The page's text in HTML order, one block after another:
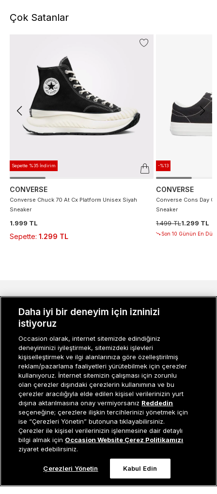
Tükendi
Çok Satanlar
Sepette %35 İndirim
CONVERSE
Converse Chuck 70 At Cx Platform Unisex Siyah
Sneaker
1.999 TL
Sepette: 1.299 TL
-%13
CONVERSE
Converse Cons Day
Sneaker
1.499 TL1.299 TL
Son 10 Günün En
Müşteri İlişkileri0 850 800 01 20
MÜŞTERI İLIŞKILERI
KURUMSAL
KADIN KATEGORILER
GRUP MARKALAR
ERKEK KATEGORILER
Daha iyi bir deneyim için izninizi
istiyoruz
Occasion olarak, internet sitemizde edindiğiniz
deneyiminizi iyileştirmek, sitemizdeki işlevleri
kişiselleştirmek ve ilgi alanlarınıza göre özelleştirilmiş
reklam/pazarlama faaliyetleri yürütebilmek için çerezler
kullanıyoruz. İnternet sitemizin çalışması için zorunlu
olan çerezler dışındaki çerezlerin kullanımına ve bu
çerezler aracılığıyla elde edilen kişisel verilerinizin yurt
dışına aktarılmasına onay vermiyorsanız Reddedin
seçeneğine; çerezlere ilişkin tercihlerinizi yönetmek için
ise “Çerezleri Yönetin” butonuna tıklayabilirsiniz.
Çerezler ile kişisel verilerinizin işlenmesine dair detaylı
bilgi almak için Occasion Website Çerez Politikamızı
ziyaret edebilirsiniz.
Çerezleri Yönetin Kabul Edin